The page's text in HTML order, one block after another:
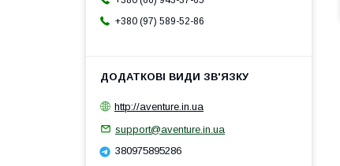
+380 (97) 589-52-86
http://aventure.in.ua
support@aventure.in.ua
380975895286